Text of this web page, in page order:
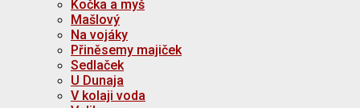
Kočka a myš
Mašlový
Na vojáky
Přiněsemy majiček
Sedlaček
U Dunaja
V kolaji voda